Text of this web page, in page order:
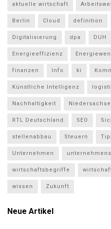
aktuelle wirtschaft
Berlin Cloud definition
Digitalisierung dpa DUH
Energieeffizienz
finanzen Info ki
Künstliche Intelligenz
Nachhaltigkeit
RTL Deutschland SEO
stellenabbau Steuern
Unternehmen
wirtschaftsbegriffe
wissen Zukunft
Neue Artikel